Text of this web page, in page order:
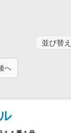
け
化型
へ